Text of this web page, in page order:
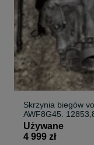
Skrzynia biegów
AWF8G45.
Używane
4 999 zł